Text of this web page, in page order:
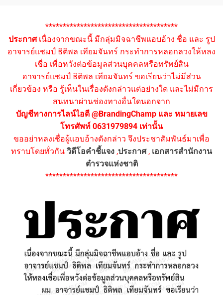
**************************************
ประกาศเนื่องจากขณะนี้ มีกลุ่มมิจฉาชีพแอบอ้าง ชื่อ และ รูป
อาจารย์แชมป์ ธิติพล เทียมจันทร์ กระทำการหลอกลวงให้หลง
เชื่อ เพื่อหวังต่อข้อมูลส่วนบุคคลหรือทรัพย์สิน
อาจารย์แชมป์ ธิติพล เทียมจันทร์ ขอเรียนว่าไม่มีส่วน
เกี่ยวข้อง หรือ รู้เห็นในเรื่องดังกล่าวแต่อย่างใด และไม่มีการ
สนทนาผ่านช่องทางอื่นใดนอกจาก
บัญชีทางการไลน์ไอดี @BrandingChamp และ หมายเลข
โทรศัพท์ 0631979894 เท่านั้น
ขออย่าหลงเชื่อผู้แอบอ้างดังกล่าว จึงประชาสัมพันธ์มาเพื่อ
ทราบโดยทั่วกัน วิดีโอคำชี้แจง ,ประกาศ, เอกสารสำนักงาน
ตำรวจแห่งชาติ
**************************************